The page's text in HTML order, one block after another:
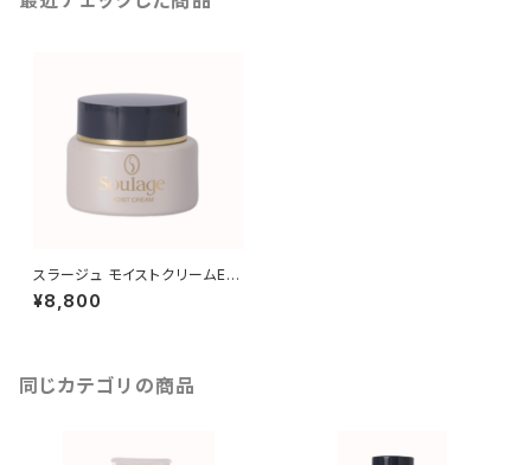
スラージュ モイストクリームE
（保湿用クリーム）
¥8,800
同じカテゴリの商品